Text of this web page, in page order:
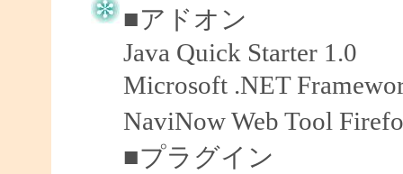
■アドオン
Java Quick Starter 1.0
Microsoft .NET
NaviNow Web Tool
■プラグイン